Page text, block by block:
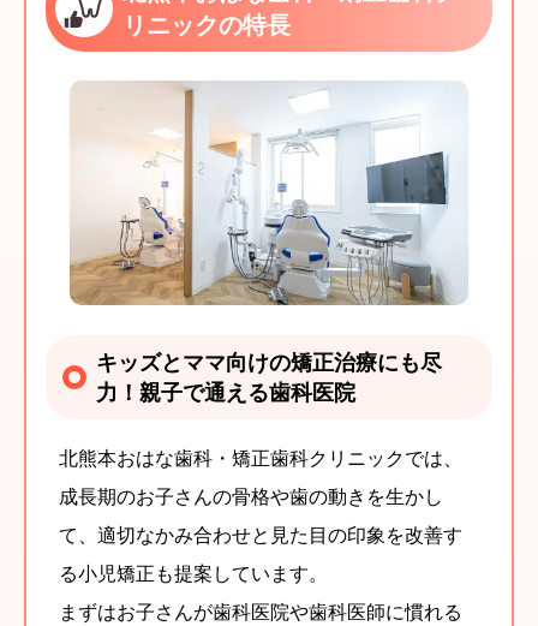
リニックの特長
キッズとママ向けの矯正治療にも尽
力！親子で通える歯科医院
北熊本おはな歯科・矯正歯科クリニックでは、
成長期のお子さんの骨格や歯の動きを生かし
て、適切なかみ合わせと見た目の印象を改善す
る小児矯正も提案しています。
まずはお子さんが歯科医院や歯科医師に慣れる